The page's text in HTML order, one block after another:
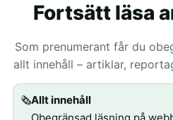
Fortsätt läsa
Som prenumerant får du
allt innehåll – artiklar,
🗞️Allt innehåll